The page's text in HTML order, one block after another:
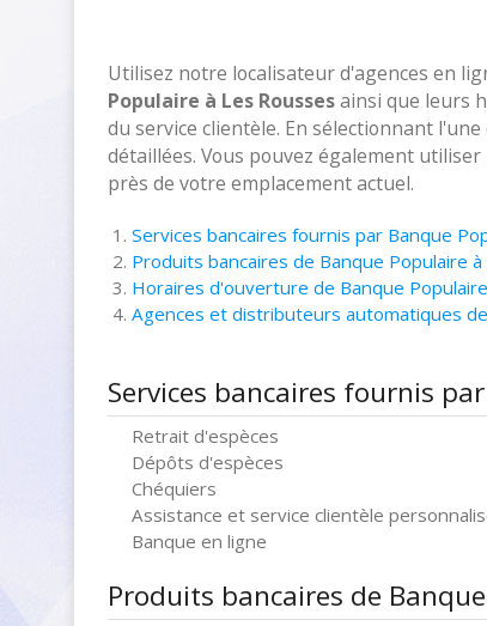
Utilisez notre localisateur d'agences en
Populaire à Les Roussesainsi que leurs
du service clientèle. En sélectionnant
détaillées. Vous pouvez également
près de votre emplacement actuel.
Services bancaires fournis par Banque
Produits bancaires de Banque Populaire
Horaires d'ouverture de Banque
Agences et distributeurs automatiques
Services bancaires fournis
Retrait d'espèces
Dépôts d'espèces
Chéquiers
Assistance et service clientèle
Banque en ligne
Produits bancaires de